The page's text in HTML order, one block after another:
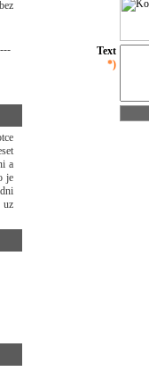
a
je
uz
Text
*)